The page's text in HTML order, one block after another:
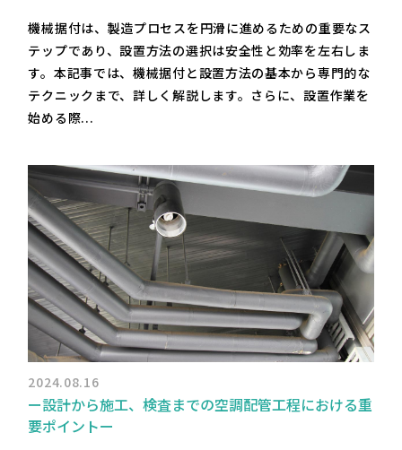
機械据付は、製造プロセスを円滑に進めるための重要なス
テップであり、設置方法の選択は安全性と効率を左右しま
す。本記事では、機械据付と設置方法の基本から専門的な
テクニックまで、詳しく解説します。さらに、設置作業を
始める際...
2024.08.16
ー設計から施工、検査までの空調配管工程における重
要ポイントー